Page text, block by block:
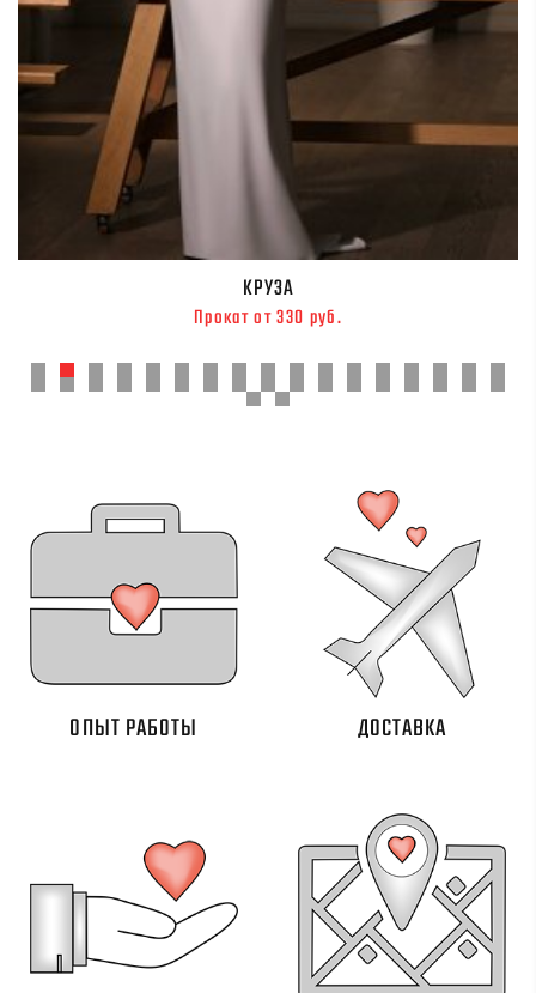
КРУЗА
Прокат от 330 руб.
ОПЫТ РАБОТЫ ДОСТАВКА